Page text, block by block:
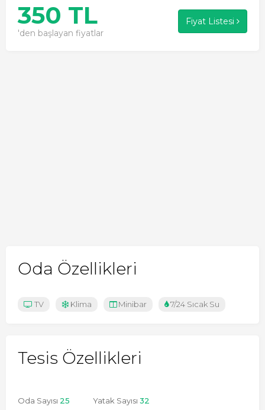
350 TL
'den başlayan fiyatlar
Fiyat Listesi
Oda Özellikleri
TV Klima Minibar 7/24 Sıcak Su
Tesis Özellikleri
Oda Sayısı 25 Yatak Sayısı 32